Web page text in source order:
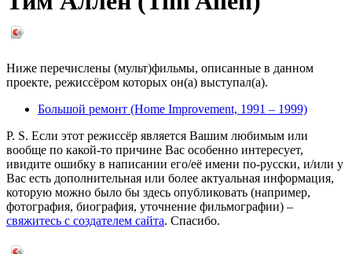
Ниже перечислены (мульт)фильмы, описанные в данном
проекте, режиссёром которых он(а) выступал(а).
Большой ремонт (Home Improvement, 1991 – 1999)
P. S. Если этот режиссёр является Вашим любимым или
вообще по какой-то причине Вас особенно интересует,
ивидите ошибку в написании его/её имени по-русски, и/или у
Вас есть дополнительная или более актуальная информация,
которую можно было бы здесь опубликовать (например,
фотография, биография, уточнение фильмографии) –
свяжитесь с создателем сайта. Спасибо.